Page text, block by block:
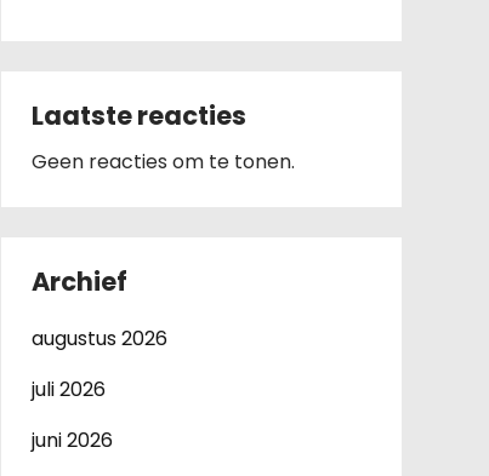
Laatste reacties
Geen reacties om te tonen.
Archief
augustus 2026
juli 2026
juni 2026